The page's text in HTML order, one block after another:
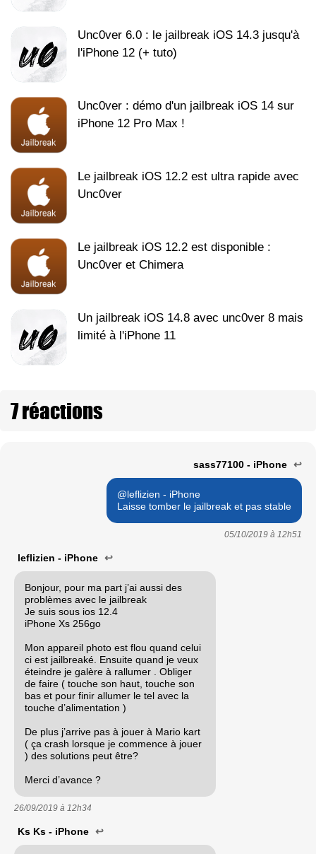
Unc0ver 6.0 : le jailbreak iOS 14.3 jusqu'à
l'iPhone 12 (+ tuto)
Unc0ver : démo d'un jailbreak iOS 14 sur
iPhone 12 Pro Max !
Le jailbreak iOS 12.2 est ultra rapide avec
Unc0ver
Le jailbreak iOS 12.2 est disponible :
Unc0ver et Chimera
Un jailbreak iOS 14.8 avec unc0ver 8 mais
limité à l'iPhone 11
7 réactions
sass77100 - iPhone ↩
@leflizien - iPhone
Laisse tomber le jailbreak et pas stable
05/10/2019 à 12h51
leflizien - iPhone ↩
Bonjour, pour ma part j’ai aussi des
problèmes avec le jailbreak
Je suis sous ios 12.4
iPhone Xs 256go
Mon appareil photo est flou quand celui
ci est jailbreaké. Ensuite quand je veux
éteindre je galère à rallumer . Obliger
de faire ( touche son haut, touche son
bas et pour finir allumer le tel avec la
touche d’alimentation )
De plus j’arrive pas à jouer à Mario kart
( ça crash lorsque je commence à jouer
) des solutions peut être?
Merci d’avance ?
26/09/2019 à 12h34
Ks Ks - iPhone ↩